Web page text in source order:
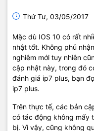
Thứ Tư, 03/05/2017
Mặc dù IOS 10 có rất
nhật tốt. Không phủ
nghiêm mới tuy nhiên
cập nhật này, trong đó
đánh giá ip7 plus, bạn
ip7 plus.
Trên thực tế, các bản
có tác động không mấy
bị. Vì vậy, cũng không